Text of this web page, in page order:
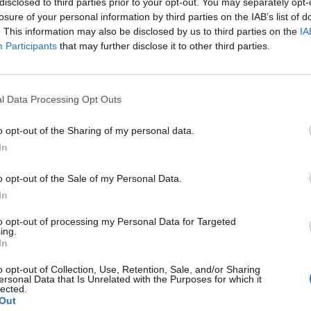
of your personal information by third parties on the IAB’s list of
This information may also be disclosed by us to third parties on the
Participants that may further disclose it to other third parties.
Data Processing Opt Outs
opt-out of the Sharing of my personal data.
opt-out of the Sale of my Personal Data.
opt-out of processing my Personal Data for Targeted
opt-out of Collection, Use, Retention, Sale, and/or Sharing
Data that Is Unrelated with the Purposes for which it
imagem, revelamos a traseira do novo Lancia Ypsilon,
pura e radical. Os icónicos faróis traseiros
Lancia Stratos, enquadram o logótipo da
e radicalidade, também visto na inscrição Ypsilon
CEO da marca Lancia.
na imagem revelada, inspirando-se numa das
mais ligadas à história da Lancia: a moda. Já o
faz a ligação a modelos históricos com o
marcada para fevereiro de 2024.